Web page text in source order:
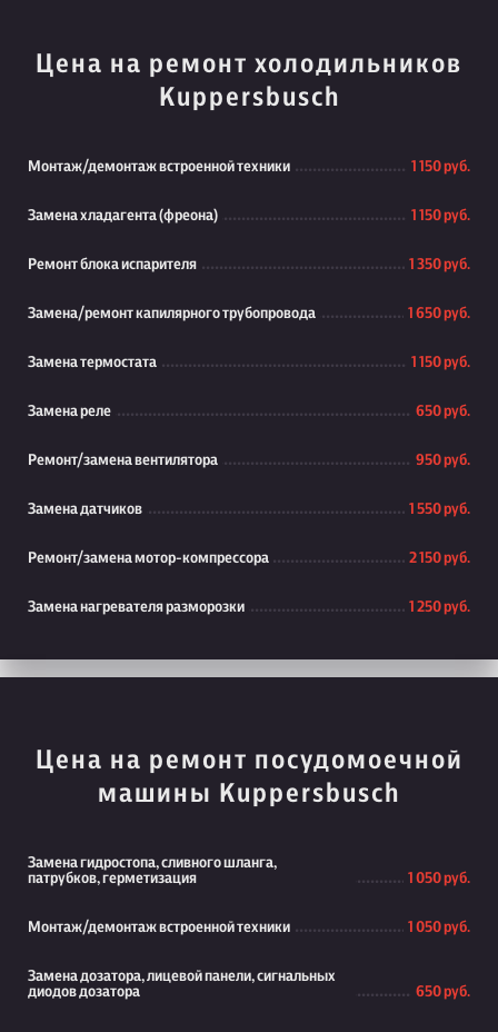
Цена на ремонт холодильников
Kuppersbusch
Монтаж/демонтаж встроенной техники 1 150 руб.
Замена хладагента (фреона) 1 150 руб.
Ремонт блока испарителя 1 350 руб.
Замена/ремонт капилярного трубопровода 1 650 руб.
Замена термостата 1 150 руб.
Замена реле 650 руб.
Ремонт/замена вентилятора 950 руб.
Замена датчиков 1 550 руб.
Ремонт/замена мотор-компрессора 2 150 руб.
Замена нагревателя разморозки 1 250 руб.
Цена на ремонт посудомоечной
машины Kuppersbusch
Замена гидростопа, сливного шланга,
патрубков, герметизация
1 050 руб.
Монтаж/демонтаж встроенной техники 1 050 руб.
Замена дозатора, лицевой панели, сигнальных
диодов дозатора
650 руб.